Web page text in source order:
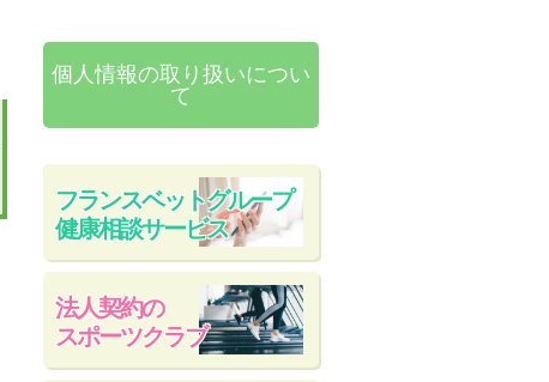
個人情報の取り扱いについ
て
フランスベットグループ
健康相談サービス
法人契約の
スポーツクラブ